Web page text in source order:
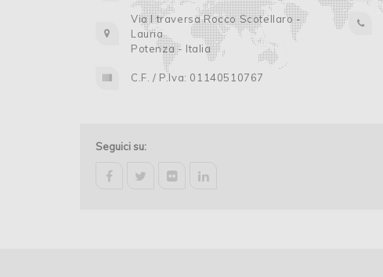
Via I traversa Rocco Scotellaro -
Lauria
Potenza - Italia
C.F. / P.Iva: 01140510767
Seguici su: